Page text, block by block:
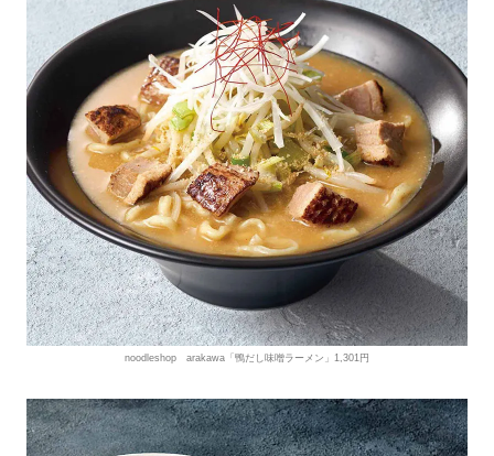
noodleshop arakawa「鴨だし味噌ラーメン」1,301円